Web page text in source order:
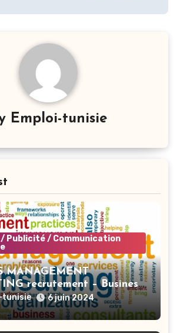
Emploi-tunisie
Publicité / Communication
MANAGEMENT
recrutement – Business
BI – Tunis
tunisie 6 juin 2024